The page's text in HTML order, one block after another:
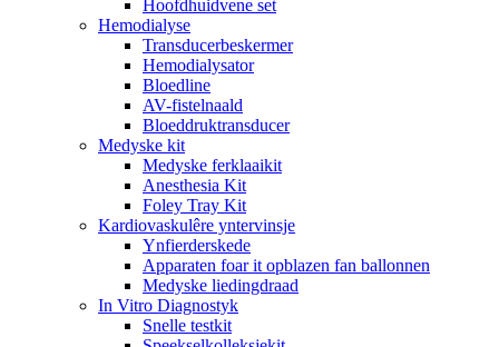
Hoofdhuidvene set
Hemodialyse
Transducerbeskermer
Hemodialysator
Bloedline
AV-fistelnaald
Bloeddruktransducer
Medyske kit
Medyske ferklaaikit
Anesthesia Kit
Foley Tray Kit
Kardiovaskulêre yntervinsje
Ynfierderskede
Apparaten foar it opblazen fan ballonnen
Medyske liedingdraad
In Vitro Diagnostyk
Snelle testkit